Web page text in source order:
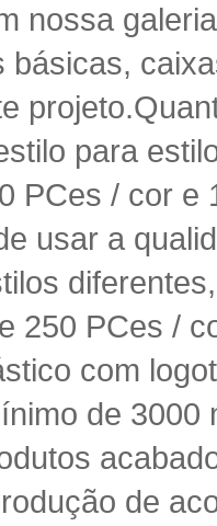
nossa
básicas,
projeto.
para
PCes / cor e
usar a
250 PCes /
com
de
de